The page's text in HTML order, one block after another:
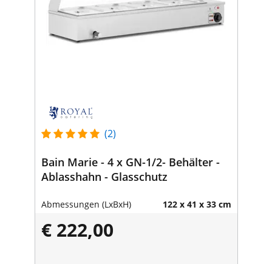
(2)
Bain Marie - 4 x GN-1/2- Behälter -
Ablasshahn - Glasschutz
Abmessungen (LxBxH) 122 x 41 x 33 cm
€ 222,00